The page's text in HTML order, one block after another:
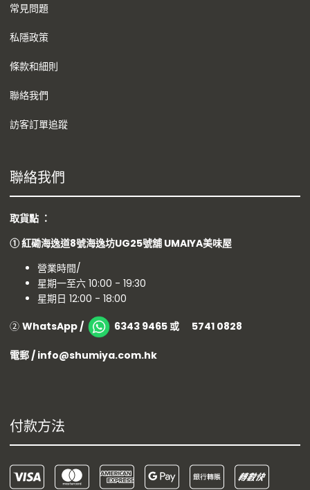
常見問題
私隱政策
條款和細則
聯絡我們
訪客訂單追蹤
聯絡我們
取貨點 ：
①紅磡海逸道8號海逸坊UG25號舖 UMAIYA美味屋
營業時間/
星期一至六 10:00 - 19:30
星期日 12:00 - 18:00
② WhatsApp / 6343 9465 或 5741 0828
電郵 / info@shumiya.com.hk
付款方法